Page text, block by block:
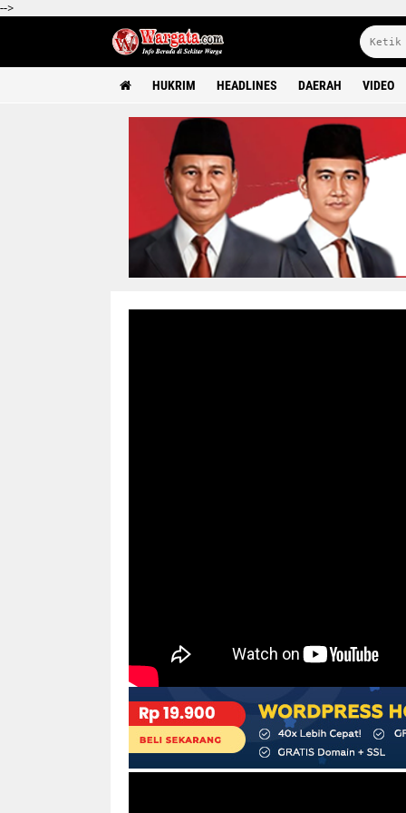
-->
HUKRIM HEADLINES DAERAH VIDEO